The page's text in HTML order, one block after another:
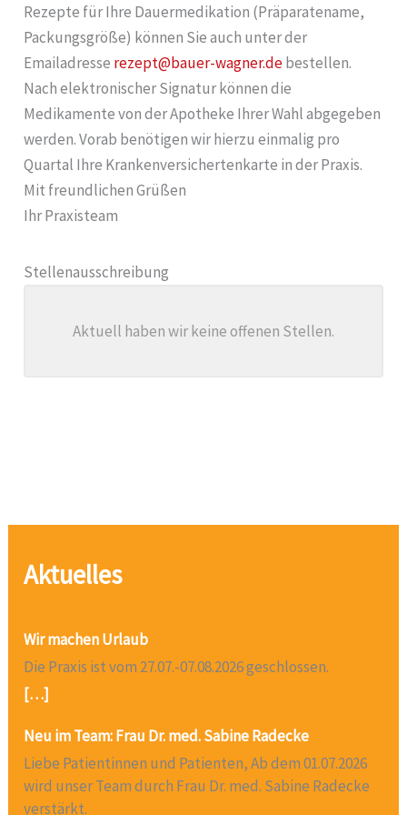
Rezepte für Ihre Dauermedikation (Präparatename,
Packungsgröße) können Sie auch unter der
Emailadresse rezept@bauer-wagner.debestellen.
Nach elektronischer Signatur können die
Medikamente von der Apotheke Ihrer Wahl abgegeben
werden. Vorab benötigen wir hierzu einmalig pro
Quartal Ihre Krankenversichertenkarte in der Praxis.
Mit freundlichen Grüßen
Ihr Praxisteam
Stellenausschreibung
Aktuell haben wir keine offenen Stellen.
Aktuelles
Wir machen Urlaub
Die Praxis ist vom 27.07.-07.08.2026 geschlossen.
[…]
Neu im Team: Frau Dr. med. Sabine Radecke
Liebe Patientinnen und Patienten, Ab dem 01.07.2026
wird unser Team durch Frau Dr. med. Sabine Radecke
verstärkt.